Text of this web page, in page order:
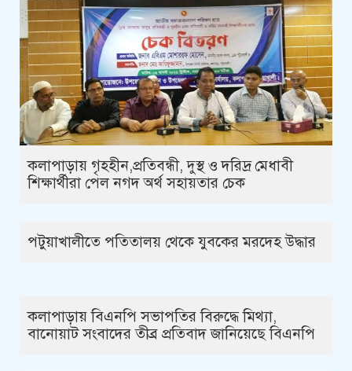
কলাপাড়ায় গৃহহীন,প্রতিবন্ধী, দুস্থ ও দরিদ্র মেধাবী
শিক্ষার্থীরা পেল নগদ অর্থ সহায়তার চেক
পটুয়াখালীতে পতিতালয় থেকে যুবকের মরদেহ উদ্ধার
কলাপাড়ায় বিএনপি সভাপতির বিরুদ্ধে মিথ্যা,
বানোয়াট সংবাদের তীব্র প্রতিবাদ জানিয়েছে বিএনপি